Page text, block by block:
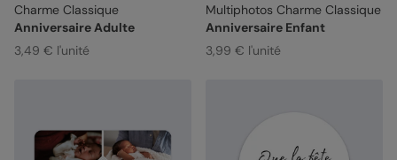
Charme Classique
Anniversaire Adulte
3,49 € l'unité
Multiphotos Charme Classique
Anniversaire Enfant
3,99 € l'unité